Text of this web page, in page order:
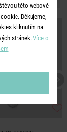
této webové
Děkujeme,
kliknutím na
stránek. Více o